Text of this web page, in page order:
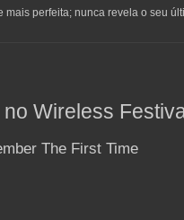
mais perfeita; nunca revela o seu
no Wireless
The First Time